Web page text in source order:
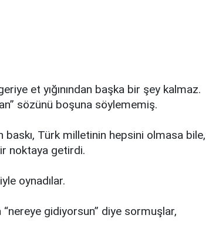
et yığınından başka bir şey kalmaz.
sözünü boşuna söylememiş.
baskı, Türk milletinin hepsini olmasa bile,
noktaya getirdi.
oynadılar.
“nereye gidiyorsun” diye sormuşlar,